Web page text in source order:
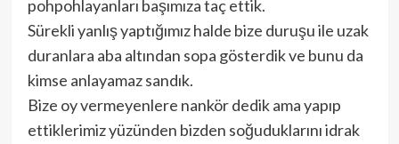
pohpohlayanları başımıza taç ettik.
Sürekli yanlış yaptığımız halde bize duruşu ile uzak
duranlara aba altından sopa gösterdik ve bunu da
kimse anlayamaz sandık.
Bize oy vermeyenlere nankör dedik ama yapıp
ettiklerimiz yüzünden bizden soğuduklarını idrak